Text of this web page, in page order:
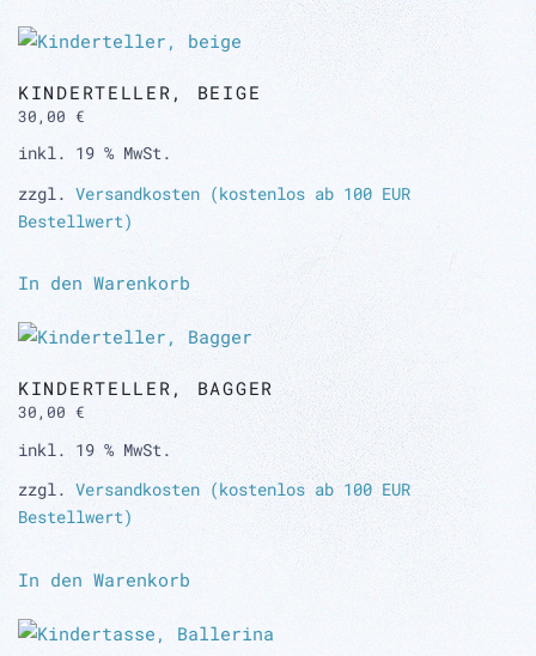
KINDERTELLER, BEIGE
30,00 €
inkl. 19 % MwSt.
zzgl. Versandkosten (kostenlos ab 100 EUR
Bestellwert)
In den Warenkorb
KINDERTELLER, BAGGER
30,00 €
inkl. 19 % MwSt.
zzgl. Versandkosten (kostenlos ab 100 EUR
Bestellwert)
In den Warenkorb